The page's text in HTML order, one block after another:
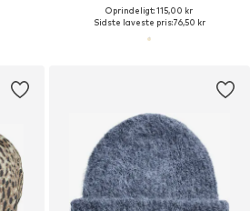
Oprindeligt: 115,00 kr
Sidste laveste pris:76,50 kr